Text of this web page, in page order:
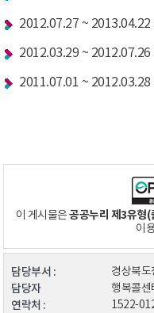
2012.07.27 ~ 2013.04.22
2012.03.29 ~ 2012.07.26
2011.07.01 ~ 2012.03.28
이 게시물은공공누리 제3유형
이
담당부서 : 경상북도
담당자 행복콜센
연락처 : 1522-